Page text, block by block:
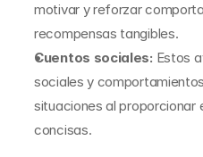
motivar y reforzar
recompensas tangibles.
Cuentos sociales: Estos
sociales y
situaciones al proporcionar
concisas.